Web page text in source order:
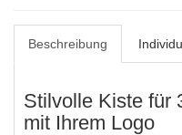
Beschreibung
Stilvolle Kiste für
mit Ihrem Logo